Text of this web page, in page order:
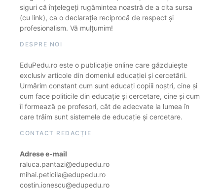
siguri că înțelegeți rugămintea noastră de a cita sursa
(cu link), ca o declarație reciprocă de respect și
profesionalism. Vă mulțumim!
DESPRE NOI
EduPedu.ro este o publicație online care găzduiește
exclusiv articole din domeniul educației și cercetării.
Urmărim constant cum sunt educați copiii noștri, cine și
cum face politicile din educație și cercetare, cine și cum
îi formează pe profesori, cât de adecvate la lumea în
care trăim sunt sistemele de educație și cercetare.
CONTACT REDACȚIE
Adrese e-mail
raluca.pantazi@edupedu.ro
mihai.peticila@edupedu.ro
costin.ionescu@edupedu.ro